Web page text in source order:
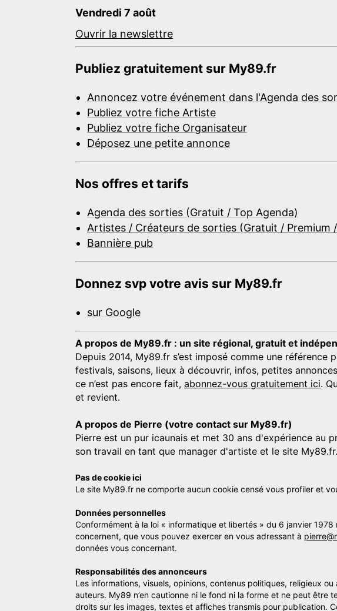
Vendredi 7 août
Ouvrir la newslettre
Publiez gratuitement sur My89.fr
Annoncez votre événement dans l'Agenda des
Publiez votre fiche Artiste
Publiez votre fiche Organisateur
Déposez une petite annonce
Nos offres et tarifs
Agenda des sorties (Gratuit / Top Agenda)
Artistes / Créateurs de sorties (Gratuit / Premium
Bannière pub
Donnez svp votre avis sur My89.fr
sur Google
A propos de My89.fr : un site régional, gratuit et
Depuis 2014, My89.fr s’est imposé comme une
festivals, saisons, lieux à découvrir, infos, petites
ce n’est pas encore fait, abonnez-vous gratuitement ici.
et revient.
A propos de Pierre (votre contact sur My89.fr)
Pierre est un pur icaunais et met 30 ans d'expérience au
son travail en tant que manager d'artiste et le site
Pas de cookie ici
Le site My89.fr ne comporte aucun cookie censé vous profiler et
Données personnelles
Conformément à la loi « informatique et libertés » du 6 janvier
concernent, que vous pouvez exercer en vous adressant à
données vous concernant.
Responsabilités des annonceurs
Les informations, visuels, opinions, contenus politiques, religieux
auteurs. My89 n’en cautionne ni le fond ni la forme et ne peut
droits sur les images, textes et affiches transmis pour publication.